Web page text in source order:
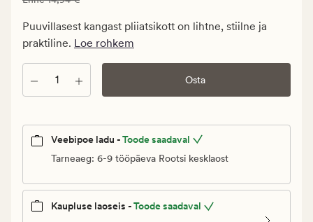
8,96
€.
Vanlig
Puuvillasest kangast pliiatsikott on lihtne, stiilne ja
praktiline. Loe rohkem
Kogus Osta
Veebipoe ladu -Toode saadaval
Tarneaeg: 6-9 tööpäeva Rootsi kesklaost
Kaupluse laoseis -Toode saadaval